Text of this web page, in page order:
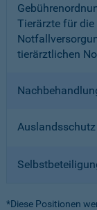
Tierärzte für die
tierärztlichen
Auslandsschutz
*Diese Positionen